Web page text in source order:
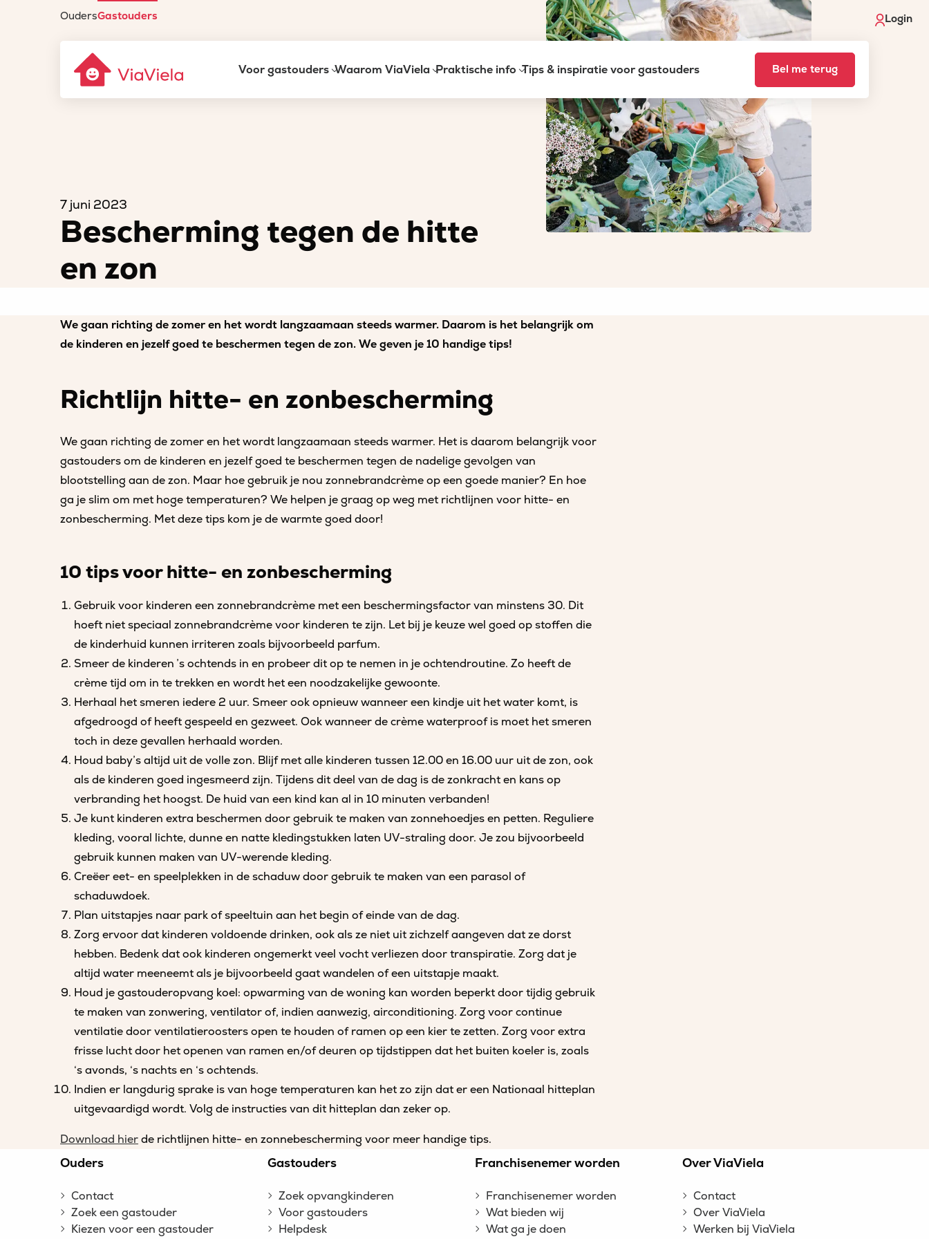
OudersGastouders Login
Gastouderbureau
ViaViela
Voor gastouders Waarom ViaViela Praktische info Tips & inspiratie voor gastouders Bel me terug
Homepage
Gastouders Bescherming tegen de hitte en zon
7 juni 2023
Bescherming tegen de hitte
en zon
We gaan richting de zomer en het wordt langzaamaan steeds warmer. Daarom is het belangrijk om
de kinderen en jezelf goed te beschermen tegen de zon. We geven je 10 handige tips!
Richtlijn hitte- en zonbescherming
We gaan richting de zomer en het wordt langzaamaan steeds warmer. Het is daarom belangrijk voor
gastouders om de kinderen en jezelf goed te beschermen tegen de nadelige gevolgen van
blootstelling aan de zon. Maar hoe gebruik je nou zonnebrandcrème op een goede manier? En hoe
ga je slim om met hoge temperaturen? We helpen je graag op weg met richtlijnen voor hitte- en
zonbescherming. Met deze tips kom je de warmte goed door!
10 tips voor hitte- en zonbescherming
Gebruik voor kinderen een zonnebrandcrème met een beschermingsfactor van minstens 30. Dit
hoeft niet speciaal zonnebrandcrème voor kinderen te zijn. Let bij je keuze wel goed op stoffen die
de kinderhuid kunnen irriteren zoals bijvoorbeeld parfum.
Smeer de kinderen ’s ochtends in en probeer dit op te nemen in je ochtendroutine. Zo heeft de
crème tijd om in te trekken en wordt het een noodzakelijke gewoonte.
Herhaal het smeren iedere 2 uur. Smeer ook opnieuw wanneer een kindje uit het water komt, is
afgedroogd of heeft gespeeld en gezweet. Ook wanneer de crème waterproof is moet het smeren
toch in deze gevallen herhaald worden.
Houd baby’s altijd uit de volle zon. Blijf met alle kinderen tussen 12.00 en 16.00 uur uit de zon, ook
als de kinderen goed ingesmeerd zijn. Tijdens dit deel van de dag is de zonkracht en kans op
verbranding het hoogst. De huid van een kind kan al in 10 minuten verbanden!
Je kunt kinderen extra beschermen door gebruik te maken van zonnehoedjes en petten. Reguliere
kleding, vooral lichte, dunne en natte kledingstukken laten UV-straling door. Je zou bijvoorbeeld
gebruik kunnen maken van UV-werende kleding.
Creëer eet- en speelplekken in de schaduw door gebruik te maken van een parasol of
schaduwdoek.
Plan uitstapjes naar park of speeltuin aan het begin of einde van de dag.
Zorg ervoor dat kinderen voldoende drinken, ook als ze niet uit zichzelf aangeven dat ze dorst
hebben. Bedenk dat ook kinderen ongemerkt veel vocht verliezen door transpiratie. Zorg dat je
altijd water meeneemt als je bijvoorbeeld gaat wandelen of een uitstapje maakt.
Houd je gastouderopvang koel: opwarming van de woning kan worden beperkt door tijdig gebruik
te maken van zonwering, ventilator of, indien aanwezig, airconditioning. Zorg voor continue
ventilatie door ventilatieroosters open te houden of ramen op een kier te zetten. Zorg voor extra
frisse lucht door het openen van ramen en/of deuren op tijdstippen dat het buiten koeler is, zoals
‘s avonds, ‘s nachts en ‘s ochtends.
Indien er langdurig sprake is van hoge temperaturen kan het zo zijn dat er een Nationaal hitteplan
uitgevaardigd wordt. Volg de instructies van dit hitteplan dan zeker op.
Download hier de richtlijnen hitte- en zonnebescherming voor meer handige tips.
footer
Ouders
Contact
Zoek een gastouder
Kiezen voor een gastouder
Gastouders
Zoek opvangkinderen
Voor gastouders
Helpdesk
Franchisenemer worden
Franchisenemer worden
Wat bieden wij
Wat ga je doen
Over ViaViela
Contact
Over ViaViela
Werken bij ViaViela